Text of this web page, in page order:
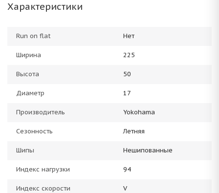
Характеристики
Run on flat Нет
Ширина 225
Высота 50
Диаметр 17
Производитель Yokohama
Сезонность Летняя
Шипы Нешипованные
Индекс нагрузки 94
Индекс скорости V